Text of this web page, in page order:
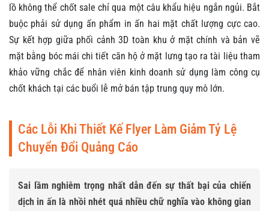
lồ không thể chốt sale chỉ qua một câu khẩu hiệu ngắn ngủi. Bắt
buộc phải sử dụng ấn phẩm in ấn hai mặt chất lượng cực cao.
Sự kết hợp giữa phối cảnh 3D toàn khu ở mặt chính và bản vẽ
mặt bằng bóc mái chi tiết căn hộ ở mặt lưng tạo ra tài liệu tham
khảo vững chắc để nhân viên kinh doanh sử dụng làm công cụ
chốt khách tại các buổi lễ mở bán tập trung quy mô lớn.
Các Lỗi Khi Thiết Kế Flyer Làm Giảm Tỷ Lệ
Chuyển Đổi Quảng Cáo
Sai lầm nghiêm trọng nhất dẫn đến sự thất bại của chiến
dịch in ấn là nhồi nhét quá nhiều chữ nghĩa vào không gian